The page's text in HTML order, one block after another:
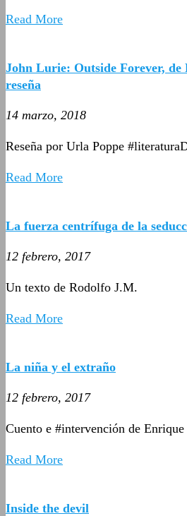
Read More
John Lurie: Outside Forever, de
reseña
14 marzo, 2018
Reseña por Urla Poppe
Read More
La fuerza centrífuga de la
12 febrero, 2017
Un texto de Rodolfo J.M.
Read More
La niña y el extraño
12 febrero, 2017
Cuento e #intervención de
Read More
Inside the devil